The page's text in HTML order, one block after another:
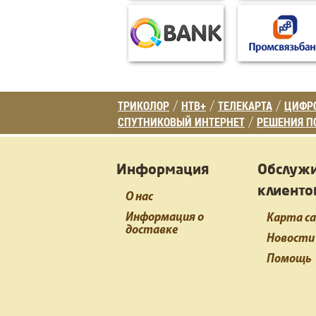
ТРИКОЛОР / НТВ+ / ТЕЛЕКАРТА /
СПУТНИКОВЫЙ ИНТЕРНЕТ / РЕШЕНИЯ
Информация
О нас
Информация о
доставке
Карта
Новости
Помощь